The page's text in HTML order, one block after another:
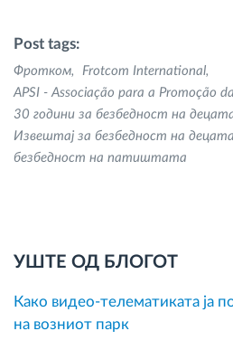
Post tags:
Фротком
Frotcom International
APSI - Associação para a Promoção
30 години за безбедност на
Извештај за безбедност на децата
безбедност на патиштата
УШТЕ ОД БЛОГОТ
Како видео-телематиката ја
на возниот парк